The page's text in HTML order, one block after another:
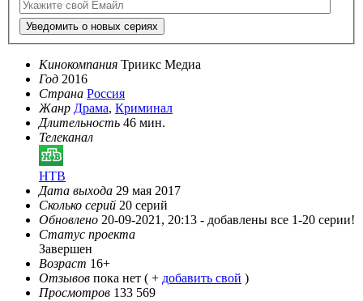
Уведомить о новых сериях
Кинокомпания Триикс Медиа
Год 2016
Страна Россия
Жанр Драма, Криминал
Длительность 46 мин.
Телеканал
НТВ
Дата выхода 29 мая 2017
Сколько серий 20 серий
Обновлено 20-09-2021, 20:13 - добавлены все 1-20 серии!
Статус проекта
Завершен
Возраст 16+
Отзывов пока нет ( + добавить свой )
Просмотров 133 569